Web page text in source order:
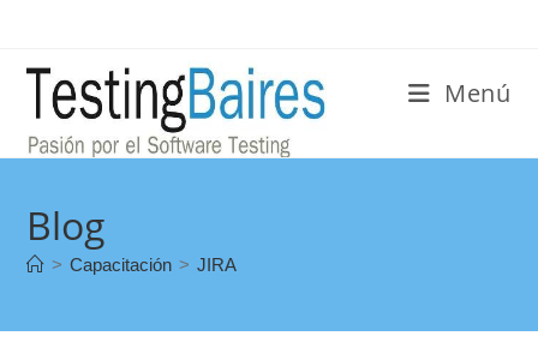
Menú
Blog
> Capacitación > JIRA